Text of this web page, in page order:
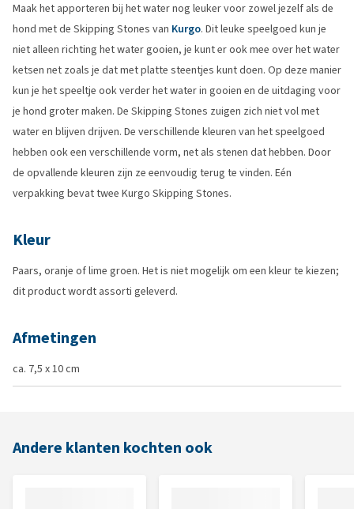
Maak het apporteren bij het water nog leuker voor zowel jezelf als de
hond met de Skipping Stones van Kurgo. Dit leuke speelgoed kun je
niet alleen richting het water gooien, je kunt er ook mee over het water
ketsen net zoals je dat met platte steentjes kunt doen. Op deze manier
kun je het speeltje ook verder het water in gooien en de uitdaging voor
je hond groter maken. De Skipping Stones zuigen zich niet vol met
water en blijven drijven. De verschillende kleuren van het speelgoed
hebben ook een verschillende vorm, net als stenen dat hebben. Door
de opvallende kleuren zijn ze eenvoudig terug te vinden. Eén
verpakking bevat twee Kurgo Skipping Stones.
Kleur
Paars, oranje of lime groen. Het is niet mogelijk om een kleur te kiezen;
dit product wordt assorti geleverd.
Afmetingen
ca. 7,5 x 10 cm
Andere klanten kochten ook